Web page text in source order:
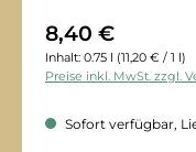
8,40 €
Inhalt: 0.75 l (11,20 € / 1 l)
Preise inkl. MwSt. zzgl.
Sofort verfügbar,